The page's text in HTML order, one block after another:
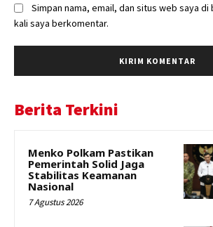
Simpan nama, email, dan situs web saya
kali saya berkomentar.
Berita Terkini
Menko Polkam Pastikan
Pemerintah Solid Jaga
Stabilitas Keamanan
Nasional
7 Agustus 2026